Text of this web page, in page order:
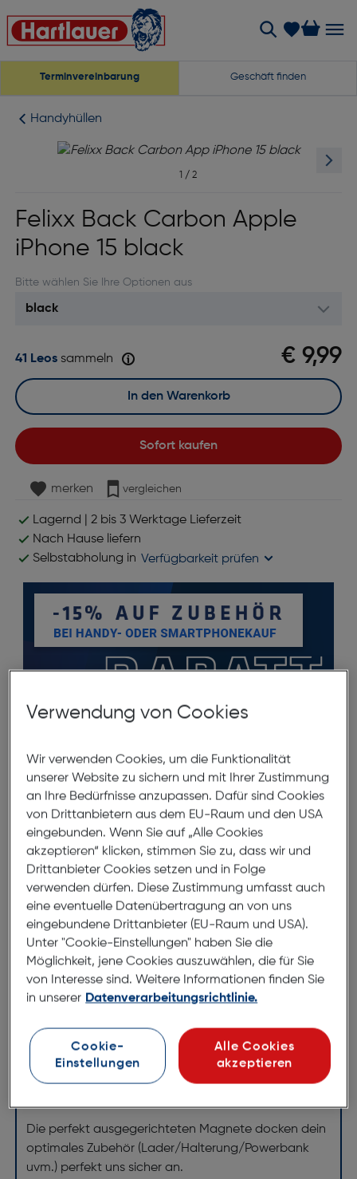
Terminvereinbarung Geschäft finden
Handyhüllen
1 / 2
Felixx Back Carbon Apple
iPhone 15 black
Bitte wählen Sie Ihre Optionen aus
€ 9,99
41 Leossammeln
Sofort kaufen
In den Warenkorb
merken vergleichen
Lagernd | 2 bis 3 Werktage Lieferzeit
Nach Hause liefern
Selbstabholung in Verfügbarkeit prüfen
Felixx Back Carbon Apple iPhone
15 black
ArtNr.: 620934430
Carbon Design Case
Mit unserer stylischen Carbon Design Schutzhülle ist
dein Gerät voll im Trend und optimal geschützt.
Hergestellt aus hochwertigen TPU. Bruchfester
flexibler Kantenschutz und zusätzlicher
Kameralinsenschutz bieten besten Schutz vor
Kratzer und leichten Erschütterungen. Das schlanke
einzigartigen Look. Tasten und Telefunktionen
werden nicht beeinträchtigt.
Die perfekt ausgegerichteten Magnete docken dein
optimales Zubehör (Lader/Halterung/Powerbank
uvm.) perfekt uns sicher an.
Verwendung von Cookies
Wir verwenden Cookies, um die Funktionalität
unserer Website zu sichern und mit Ihrer Zustimmung
an Ihre Bedürfnisse anzupassen. Dafür sind Cookies
von Drittanbietern aus dem EU-Raum und den USA
eingebunden. Wenn Sie auf „Alle Cookies
akzeptieren“ klicken, stimmen Sie zu, dass wir und
Drittanbieter Cookies setzen und in Folge
verwenden dürfen. Diese Zustimmung umfasst auch
eine eventuelle Datenübertragung an von uns
eingebundene Drittanbieter (EU-Raum und USA).
Unter "Cookie-Einstellungen" haben Sie die
Möglichkeit, jene Cookies auszuwählen, die für Sie
von Interesse sind. Weitere Informationen finden Sie
in unserer Datenverarbeitungsrichtlinie.
Cookie-
Einstellungen
Alle Cookies
akzeptieren